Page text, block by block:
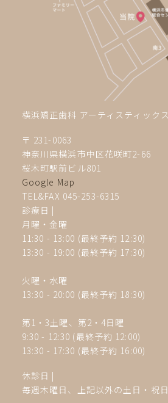
横浜矯正歯科 アーティスティック
〒 231-0063
神奈川県横浜市中区花咲町2-66
桜木町駅前ビル801
Google Map
TEL&FAX 045-253-6315
診療日 |
月曜・金曜
11:30 - 13:00 (最終予約 12:30)
13:30 - 19:00 (最終予約 17:30)
火曜・水曜
13:30 - 20:00 (最終予約 18:30)
第1・3土曜、第2・4日曜
9:30 - 12:30 (最終予約 12:00)
13:30 - 17:30 (最終予約 16:00)
休診日 |
毎週木曜日、上記以外の土日・祝日